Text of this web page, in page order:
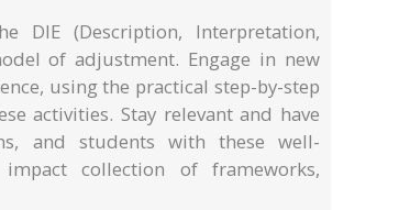
DIE (Description, Interpretation,
of adjustment. Engage in new
using the practical step-by-step
activities. Stay relevant and have
and students with these well-
collection of frameworks,